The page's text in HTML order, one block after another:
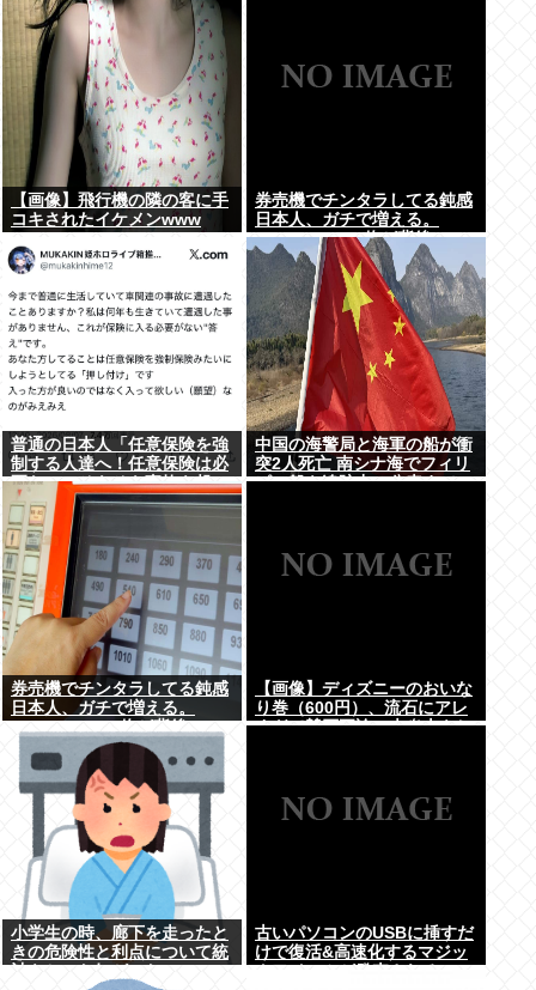
【画像】飛行機の隣の客に手
コキされたイケメンwww
券売機でチンタラしてる鈍感
日本人、ガチで増える。
197cm57kgの俺が背後5cm
まで接近してるのに急ぎもし
ない件。
普通の日本人「任意保険を強
制する人達へ！任意保険は必
要ない。そもそも事故を起こ
しません」
中国の海警局と海軍の船が衝
突2人死亡 南シナ海でフィリ
ピン船を追跡中、公表までに
券売機でチンタラしてる鈍感
日本人、ガチで増える。
197cm57kgの俺が背後5cm
まで接近してるのに急ぎもし
ない件。
【画像】ディズニーのおいな
り巻（600円）、流石にアレ
すぎて賛否両論の大炎上をし
小学生の時、廊下を走ったと
きの危険性と利点について統
古いパソコンのUSBに挿すだ
けで復活&高速化するマジッ